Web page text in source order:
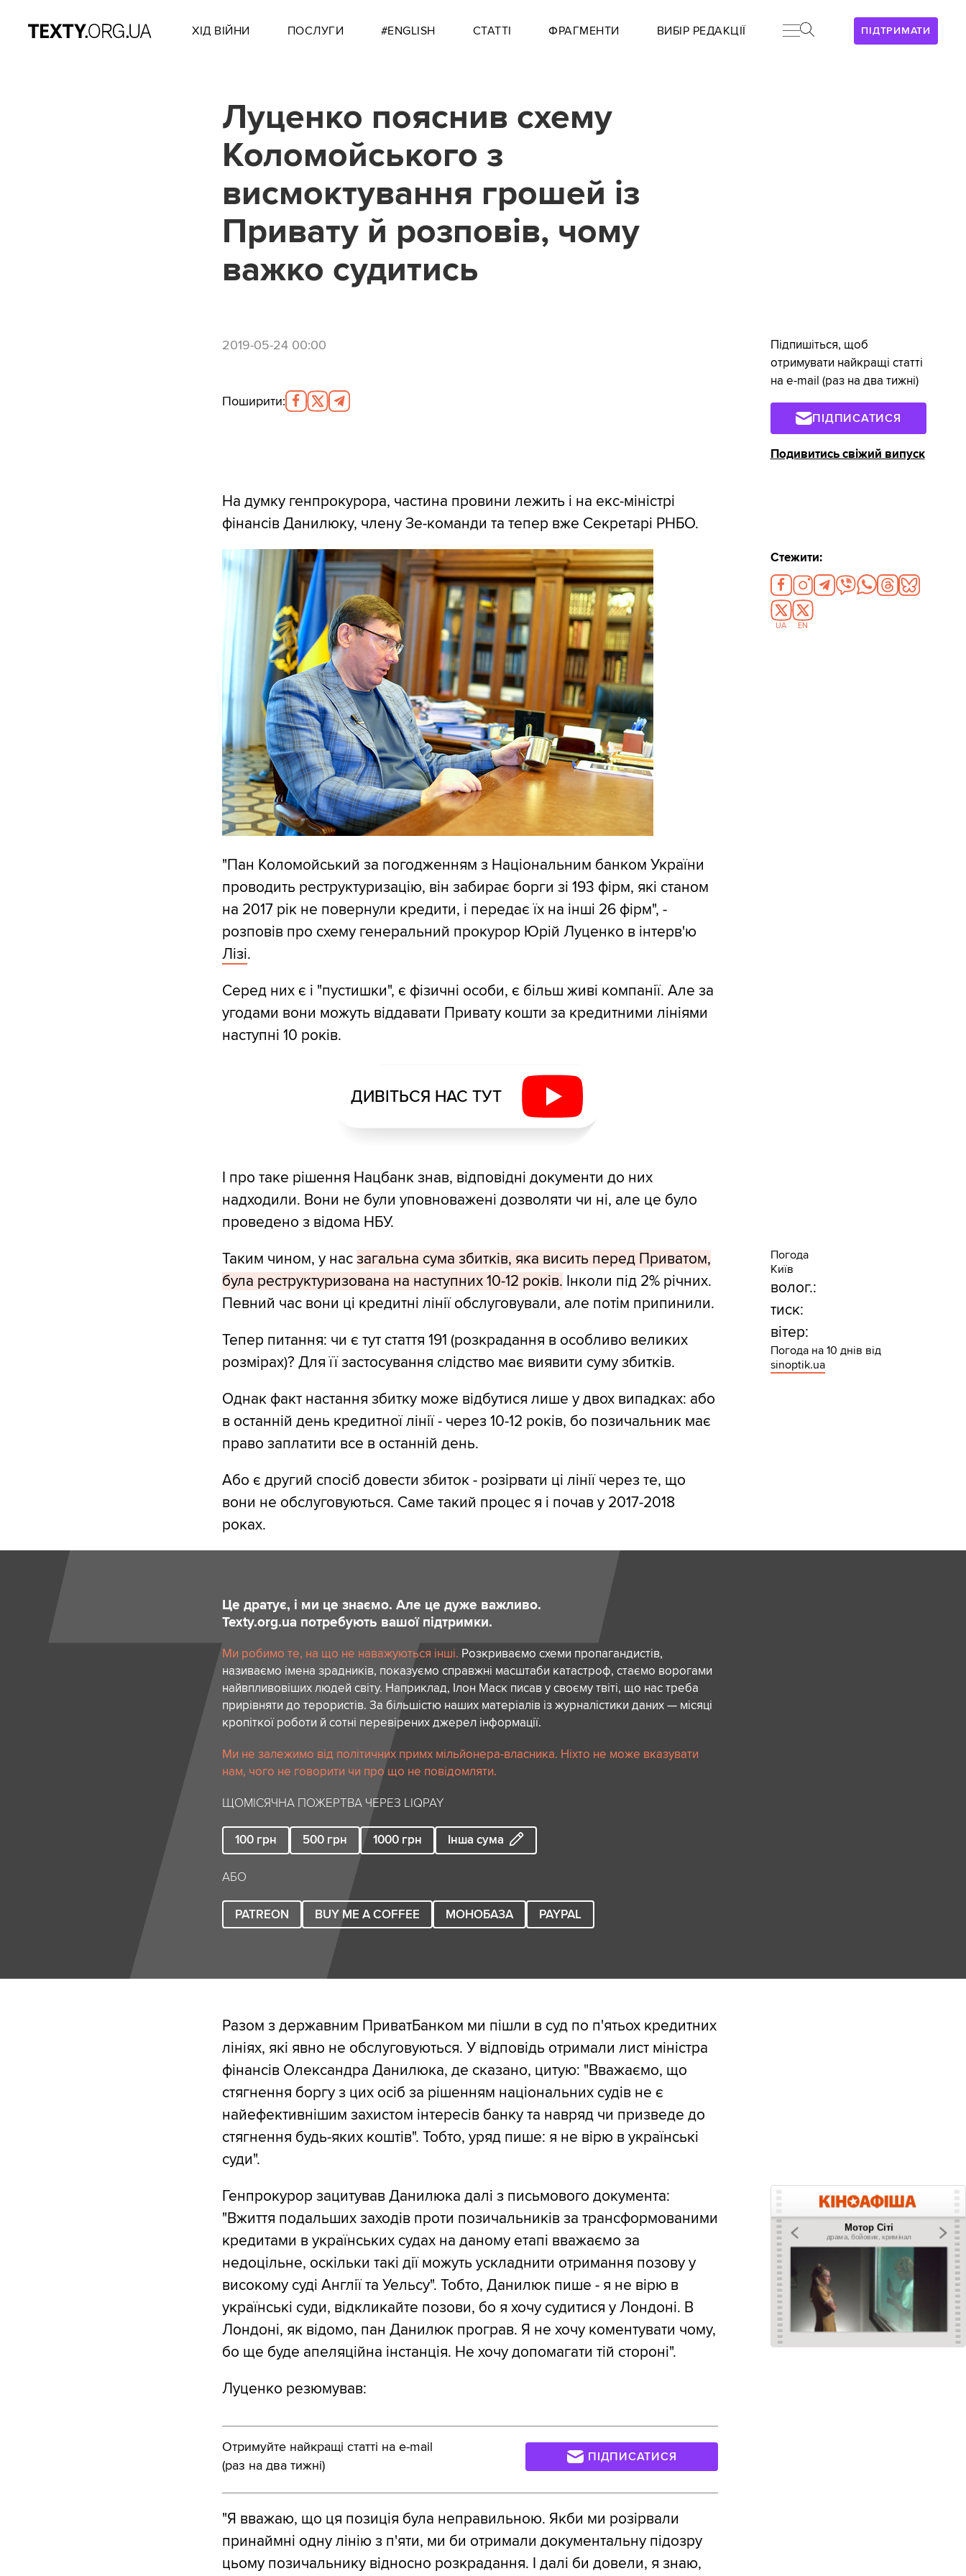
ПІДТРИМАТИ
ХІД ВІЙНИ ПОСЛУГИ #ENGLISH СТАТТІ ФРАГМЕНТИ ВИБІР РЕДАКЦІЇ
Луценко пояснив схему
Коломойського з
висмоктування грошей із
Привату й розповів, чому
важко судитись
2019-05-24 00:00
Поширити:
На думку генпрокурора, частина провини лежить і на екс-міністрі
фінансів Данилюку, члену Зе-команди та тепер вже Секретарі РНБО.
"Пан Коломойський за погодженням з Національним банком України
проводить реструктуризацію, він забирає борги зі 193 фірм, які станом
на 2017 рік не повернули кредити, і передає їх на інші 26 фірм", -
розповів про схему генеральний прокурор Юрій Луценко в інтерв'ю
Лізі.
Серед них є і "пустишки", є фізичні особи, є більш живі компанії. Але за
угодами вони можуть віддавати Привату кошти за кредитними лініями
наступні 10 років.
ДИВІТЬСЯ НАС ТУТ
І про таке рішення Нацбанк знав, відповідні документи до них
надходили. Вони не були уповноважені дозволяти чи ні, але це було
проведено з відома НБУ.
Таким чином, у нас загальна сума збитків, яка висить перед Приватом,
була реструктуризована на наступних 10-12 років. Інколи під 2% річних.
Певний час вони ці кредитні лінії обслуговували, але потім припинили.
Тепер питання: чи є тут стаття 191 (розкрадання в особливо великих
розмірах)? Для її застосування слідство має виявити суму збитків.
Однак факт настання збитку може відбутися лише у двох випадках: або
в останній день кредитної лінії - через 10-12 років, бо позичальник має
право заплатити все в останній день.
Або є другий спосіб довести збиток - розірвати ці лінії через те, що
вони не обслуговуються. Саме такий процес я і почав у 2017-2018
роках.
Це дратує, і ми це знаємо. Але це дуже важливо.
Texty.org.ua потребують вашої підтримки.
Ми робимо те, на що не наважуються інші. Розкриваємо схеми пропагандистів,
називаємо імена зрадників, показуємо справжні масштаби катастроф, стаємо ворогами
найвпливовіших людей світу. Наприклад, Ілон Маск писав у своєму твіті, що нас треба
прирівняти до терористів. За більшістю наших матеріалів із журналістики даних — місяці
кропіткої роботи й сотні перевірених джерел інформації.
Ми не залежимо від політичних примх мільйонера-власника. Ніхто не може вказувати
нам, чого не говорити чи про що не повідомляти.
ЩОМІСЯЧНА ПОЖЕРТВА ЧЕРЕЗ LIQPAY
100 грн 500 грн 1000 грн Інша сума
АБО
PATREON BUY ME A COFFEE МОНОБАЗА PAYPAL
Разом з державним ПриватБанком ми пішли в суд по п'ятьох кредитних
лініях, які явно не обслуговуються. У відповідь отримали лист міністра
фінансів Олександра Данилюка, де сказано, цитую: "Вважаємо, що
стягнення боргу з цих осіб за рішенням національних судів не є
найефективнішим захистом інтересів банку та навряд чи призведе до
стягнення будь-яких коштів". Тобто, уряд пише: я не вірю в українські
суди".
Генпрокурор зацитував Данилюка далі з письмового документа:
"Вжиття подальших заходів проти позичальників за трансформованими
кредитами в українських судах на даному етапі вважаємо за
недоцільне, оскільки такі дії можуть ускладнити отримання позову у
високому суді Англії та Уельсу". Тобто, Данилюк пише - я не вірю в
українські суди, відкликайте позови, бо я хочу судитися у Лондоні. В
Лондоні, як відомо, пан Данилюк програв. Я не хочу коментувати чому,
бо ще буде апеляційна інстанція. Не хочу допомагати тій стороні".
Луценко резюмував:
Отримуйте найкращі статті на e-mail
(раз на два тижні)
ПІДПИСАТИСЯ
"Я вважаю, що ця позиція була неправильною. Якби ми розірвали
принаймні одну лінію з п'яти, ми би отримали документальну підозру
цьому позичальнику відносно розкрадання. І далі би довели, я знаю,
Підпишіться, щоб
отримувати найкращі статті
на e-mail (раз на два тижні)
ПІДПИСАТИСЯ
Подивитись свіжий випуск
Стежити:
UA EN
Погода
Київ
волог.:
тиск:
вітер:
Погода на 10 днів від
sinoptik.ua